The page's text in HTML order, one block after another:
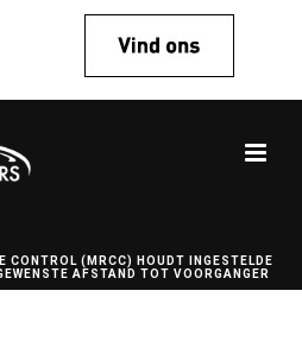
CONTROL (MRCC) HOUDT INGESTELDE
AFSTAND TOT VOORGANGER